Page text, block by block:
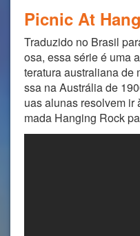
Picnic At
Traduzido no Brasil
osa, essa série é uma
teratura australiana de
ssa na Austrália de
uas alunas resolvem ir
mada Hanging Rock